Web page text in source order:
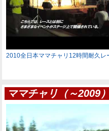
2010全日本ママチャリ12時間耐久レ
ママチャリ（～2009